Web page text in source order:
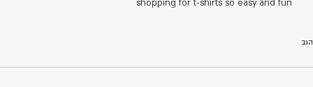
shopping for t-shirts so easy and fun
הגב